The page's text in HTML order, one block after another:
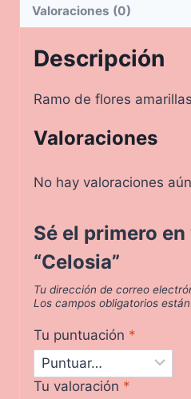
Valoraciones (0)
Descripción
Ramo de flores
Valoraciones
No hay valoraciones
Sé el primero
“Celosia”
Tu dirección de correo
Los campos obligatorios
Tu puntuación *
Tu valoración *